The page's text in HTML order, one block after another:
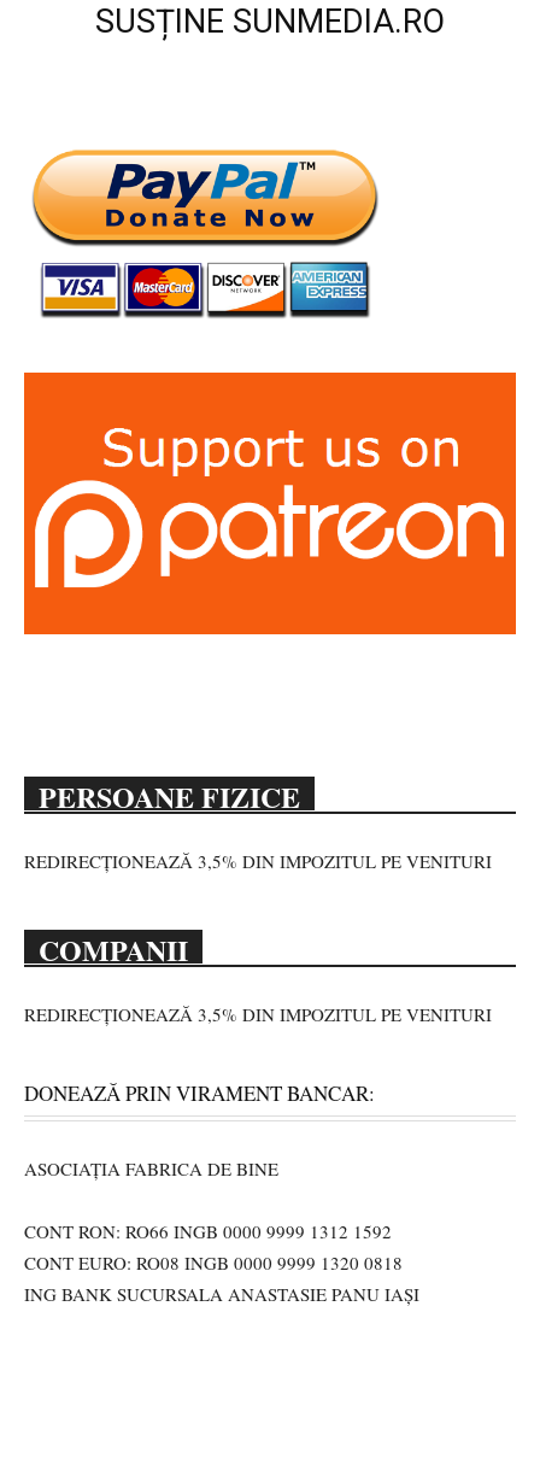
SUSȚINE SUNMEDIA.RO
PERSOANE FIZICE
REDIRECȚIONEAZĂ 3,5% DIN IMPOZITUL PE VENITURI
COMPANII
REDIRECȚIONEAZĂ 3,5% DIN IMPOZITUL PE VENITURI
DONEAZĂ PRIN VIRAMENT BANCAR:
ASOCIAȚIA FABRICA DE BINE
CONT RON: RO66 INGB 0000 9999 1312 1592
CONT EURO: RO08 INGB 0000 9999 1320 0818
ING BANK SUCURSALA ANASTASIE PANU IAȘI